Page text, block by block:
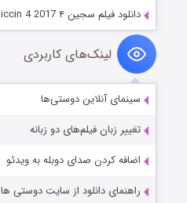
دانلود فیلم سجین ۴ Siccin 4 2017
لینک‌های کاربردی
سینمای آنلاین دوستی‌ها
تغییر زبان فیلم‌های دو زبانه
اضافه کردن صدای دوبله به ویدئو
راهنمای دانلود از سایت دوستی ها